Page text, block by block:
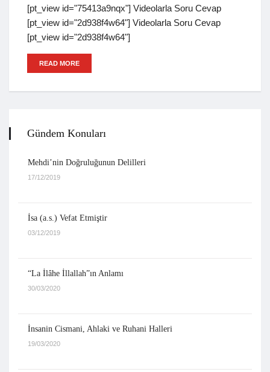
[pt_view id="75413a9nqx"] Videolarla Soru Cevap
[pt_view id="2d938f4w64"] Videolarla Soru Cevap
[pt_view id="2d938f4w64"]
READ MORE
Gündem Konuları
Mehdi’nin Doğruluğunun Delilleri
17/12/2019
İsa (a.s.) Vefat Etmiştir
03/12/2019
“La İlâhe İllallah”ın Anlamı
30/03/2020
İnsanin Cismani, Ahlaki ve Ruhani Halleri
19/03/2020